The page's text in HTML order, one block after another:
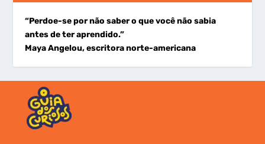
“Perdoe-se por não saber o que você não sabia
antes de ter aprendido.”
Maya Angelou, escritora norte-americana